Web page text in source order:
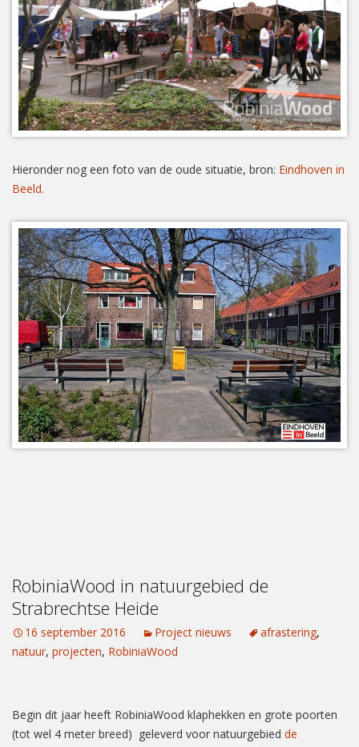
Hieronder nog een foto van de oude situatie, bron: Eindhoven in
Beeld.
RobiniaWood in natuurgebied de
Strabrechtse Heide
16 september 2016 Project nieuws afrastering,
natuur, projecten, RobiniaWood
Begin dit jaar heeft RobiniaWood klaphekken en grote poorten
(tot wel 4 meter breed) geleverd voor natuurgebied de